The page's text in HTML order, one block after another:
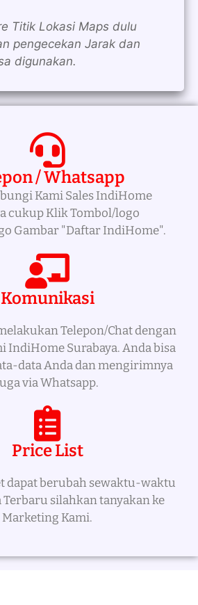
Titik Lokasi Maps dulu
pengecekan Jarak dan
digunakan.
/ Whatsapp
Kami Sales IndiHome
cukup Klik Tombol/logo
Gambar "Daftar IndiHome".
Komunikasi
Telepon/Chat dengan
IndiHome Surabaya. Anda bisa
data Anda dan mengirimnya
via Whatsapp.
Price List
dapat berubah sewaktu-waktu
silahkan tanyakan ke
Marketing Kami.